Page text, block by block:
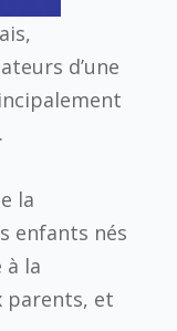
d’une
la
enfants nés
à la
parents, et